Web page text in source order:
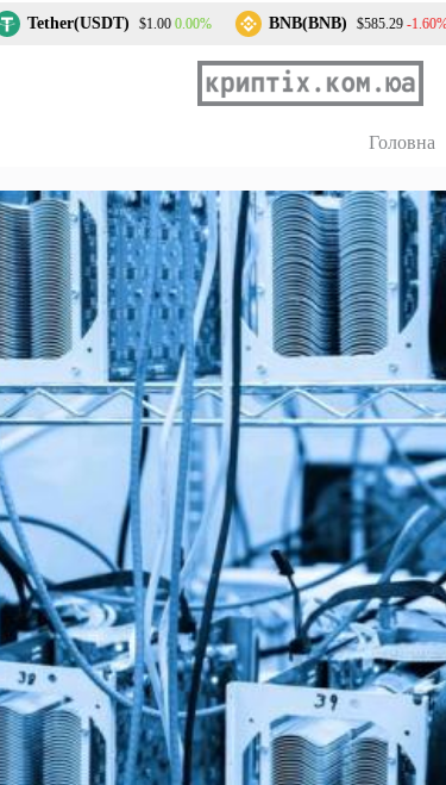
$1.00 0.00% BNB(BNB) $585.29 -1.60%
Головна